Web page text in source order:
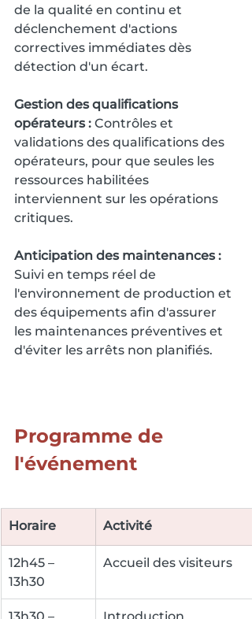
de la qualité en continu et
déclenchement d'actions
correctives immédiates dès
détection d'un écart.
Gestion des qualifications
opérateurs : Contrôles et
validations des qualifications des
opérateurs, pour que seules les
ressources habilitées
interviennent sur les opérations
critiques.
Anticipation des maintenances :
Suivi en temps réel de
l'environnement de production et
des équipements afin d'assurer
les maintenances préventives et
d'éviter les arrêts non planifiés.
Programme de
l'événement
Horaire Activité
12h45 –
13h30
Accueil des visiteurs
13h30 –
Introduction